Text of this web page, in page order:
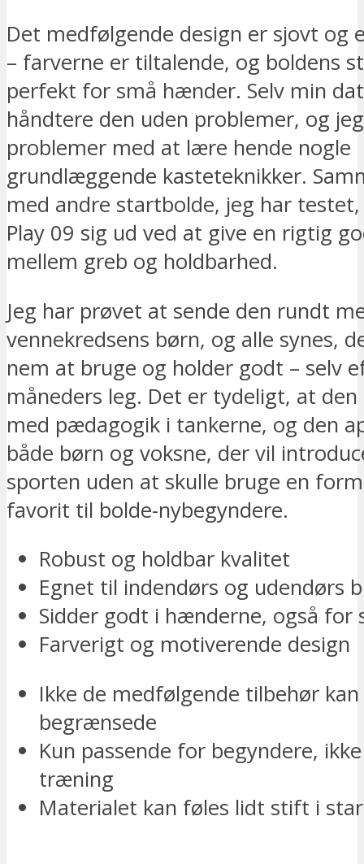
Det medfølgende design er sjovt og
– farverne er tiltalende, og boldens
perfekt for små hænder. Selv min
håndtere den uden problemer, og
problemer med at lære hende nogle
grundlæggende kasteteknikker.
med andre startbolde, jeg har testet,
Play 09 sig ud ved at give en rigtig
mellem greb og holdbarhed.
Jeg har prøvet at sende den rundt
vennekredsens børn, og alle synes,
nem at bruge og holder godt – selv
måneders leg. Det er tydeligt, at
med pædagogik i tankerne, og den
både børn og voksne, der vil
sporten uden at skulle bruge en
favorit til bolde-nybegyndere.
Robust og holdbar kvalitet
Egnet til indendørs og udendørs
Sidder godt i hænderne, også for
Farverigt og motiverende design
Ikke de medfølgende tilbehør
begrænsede
Kun passende for begyndere,
træning
Materialet kan føles lidt stift i